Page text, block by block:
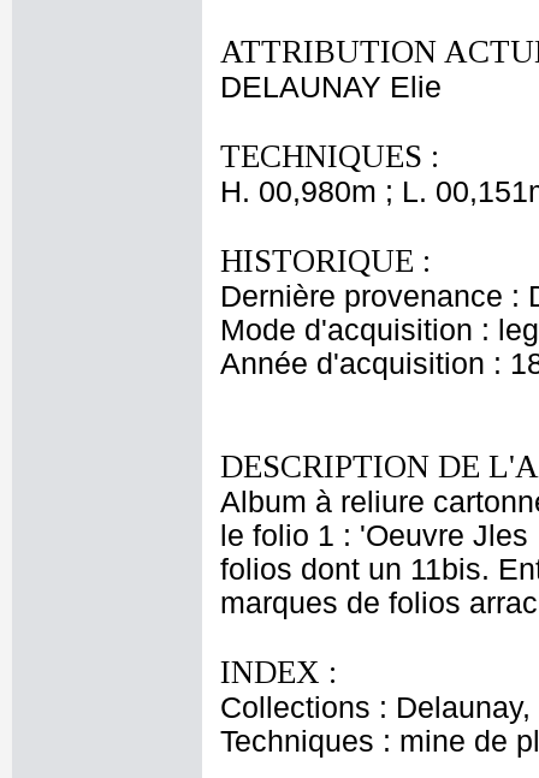
ATTRIBUTION
DELAUNAY Elie
TECHNIQUES :
H. 00,980m ; L.
HISTORIQUE :
Dernière provenance :
Mode d'acquisition :
Année d'acquisition :
DESCRIPTION DE
Album à reliure
le folio 1 : 'Oeuvre
folios dont un 11bis.
marques de folios
INDEX :
Collections : Delaunay,
Techniques : mine de